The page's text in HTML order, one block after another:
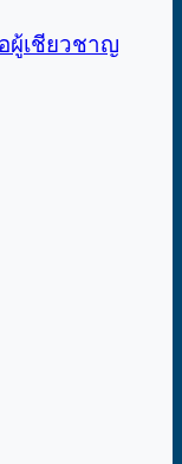
ผู้เชียวชาญ